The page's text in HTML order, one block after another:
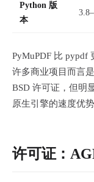
Python 版
本
PyMuPDF 比 pypdf
许多商业项目而言
BSD 许可证，但明
原生引擎的速度优
许可证：